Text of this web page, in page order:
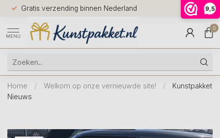
9,5
Gratis verzending binnen Nederland
Voor
huis
9.5
MENU
0
Home / Welkom op onze vernieuwde site! /
Kunstpakket
Nieuws